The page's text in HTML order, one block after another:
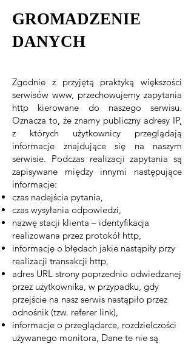
GROMADZENIE
DANYCH
Zgodnie z przyjętą praktyką większości
serwisów www, przechowujemy zapytania
http kierowane do naszego serwisu.
Oznacza to, że znamy publiczny adresy IP,
z których użytkownicy przeglądają
informacje znajdujące się na naszym
serwisie. Podczas realizacji zapytania są
zapisywane między innymi następujące
informacje:
czas nadejścia pytania,
czas wysyłania odpowiedzi,
nazwę stacji klienta – identyfikacja
realizowana przez protokół http,
informację o błędach jakie nastąpiły przy
realizacji transakcji http,
adres URL strony poprzednio odwiedzanej
przez użytkownika, w przypadku, gdy
przejście na nasz serwis nastąpiło przez
odnośnik (tzw. referer link),
informacje o przeglądarce, rozdzielczości
używanego monitora, Dane te nie są